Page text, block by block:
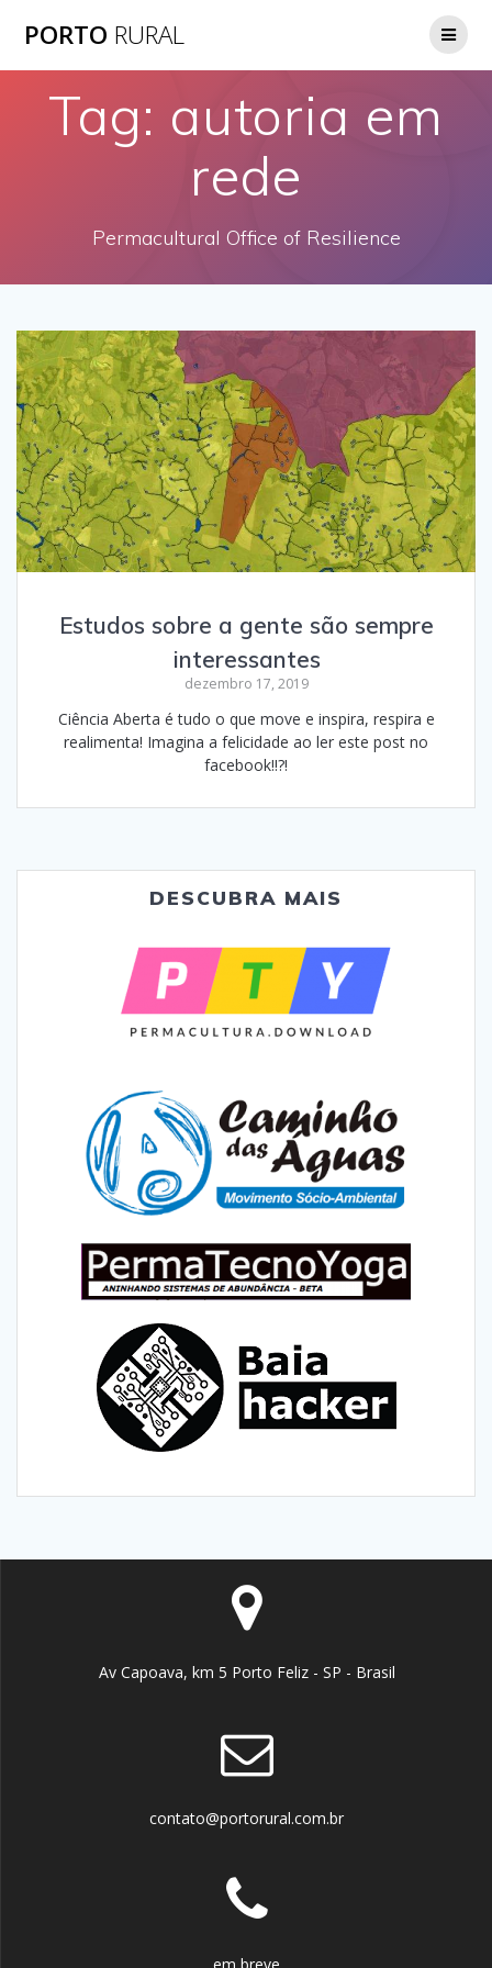
PORTO RURAL
Tag: autoria em
rede
Permacultural Office of Resilience
Estudos sobre a gente são sempre
interessantes
dezembro 17, 2019
Ciência Aberta é tudo o que move e inspira, respira e
realimenta! Imagina a felicidade ao ler este post no
facebook!!?!
DESCUBRA MAIS
Av Capoava, km 5 Porto Feliz - SP - Brasil
contato@portorural.com.br